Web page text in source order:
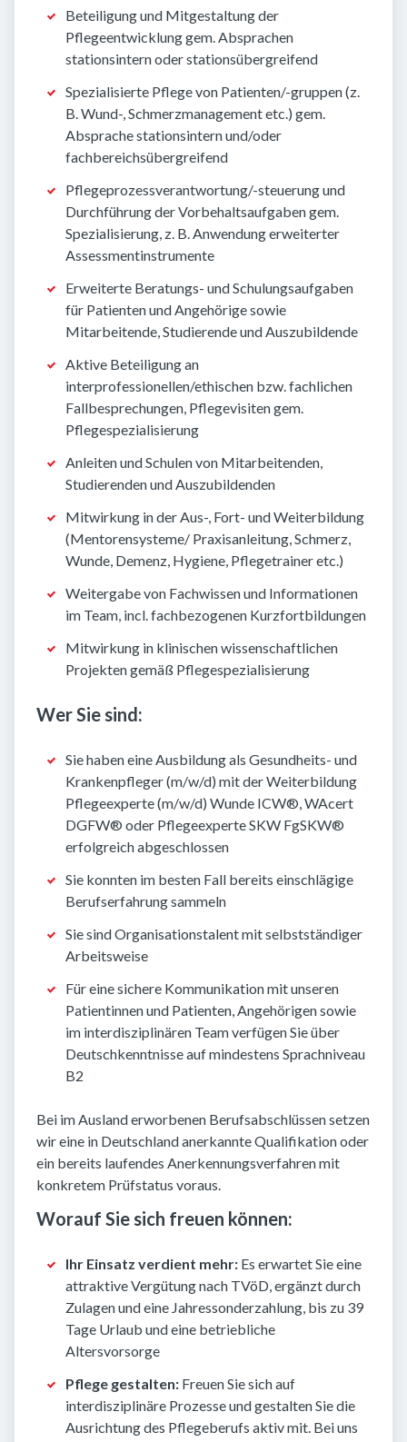
Beteiligung und Mitgestaltung der
Pflegeentwicklung gem. Absprachen
stationsintern oder stationsübergreifend
Spezialisierte Pflege von Patienten/-gruppen (z.
B. Wund-, Schmerzmanagement etc.) gem.
Absprache stationsintern und/oder
fachbereichsübergreifend
Pflegeprozessverantwortung/-steuerung und
Durchführung der Vorbehaltsaufgaben gem.
Spezialisierung, z. B. Anwendung erweiterter
Assessmentinstrumente
Erweiterte Beratungs- und Schulungsaufgaben
für Patienten und Angehörige sowie
Mitarbeitende, Studierende und Auszubildende
Aktive Beteiligung an
interprofessionellen/ethischen bzw. fachlichen
Fallbesprechungen, Pflegevisiten gem.
Pflegespezialisierung
Anleiten und Schulen von Mitarbeitenden,
Studierenden und Auszubildenden
Mitwirkung in der Aus-, Fort- und Weiterbildung
(Mentorensysteme/ Praxisanleitung, Schmerz,
Wunde, Demenz, Hygiene, Pflegetrainer etc.)
Weitergabe von Fachwissen und Informationen
im Team, incl. fachbezogenen Kurzfortbildungen
Mitwirkung in klinischen wissenschaftlichen
Projekten gemäß Pflegespezialisierung
Wer Sie sind:
Sie haben eine Ausbildung als Gesundheits- und
Krankenpfleger (m/w/d) mit der Weiterbildung
Pflegeexperte (m/w/d) Wunde ICW®, WAcert
DGFW® oder Pflegeexperte SKW FgSKW®
erfolgreich abgeschlossen
Sie konnten im besten Fall bereits einschlägige
Berufserfahrung sammeln
Sie sind Organisationstalent mit selbstständiger
Arbeitsweise
Für eine sichere Kommunikation mit unseren
Patientinnen und Patienten, Angehörigen sowie
im interdisziplinären Team verfügen Sie über
Deutschkenntnisse auf mindestens Sprachniveau
B2
Bei im Ausland erworbenen Berufsabschlüssen setzen
wir eine in Deutschland anerkannte Qualifikation oder
ein bereits laufendes Anerkennungsverfahren mit
konkretem Prüfstatus voraus.
Worauf Sie sich freuen können:
Ihr Einsatz verdient mehr: Es erwartet Sie eine
attraktive Vergütung nach TVöD, ergänzt durch
Zulagen und eine Jahressonderzahlung, bis zu 39
Tage Urlaub und eine betriebliche
Altersvorsorge
Pflege gestalten: Freuen Sie sich auf
interdisziplinäre Prozesse und gestalten Sie die
Ausrichtung des Pflegeberufs aktiv mit. Bei uns